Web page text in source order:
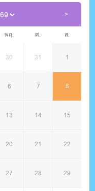
พฤ. ศ. ส.
30 31 1
6 7 8
13 14 15
20 21 22
27 28 29